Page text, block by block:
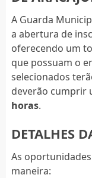
A Guarda
a abertura de
oferecendo um
que possuam o
selecionados
deverão cumprir
horas.
DETALHES
As
maneira: